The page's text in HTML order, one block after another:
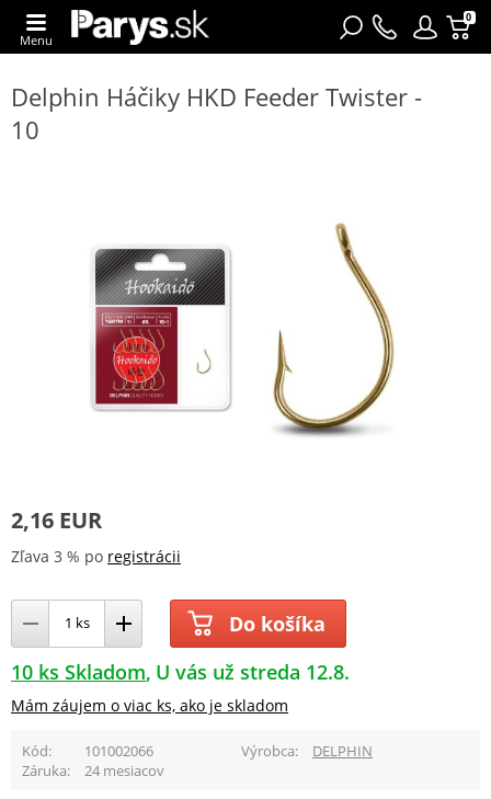
0
Menu
Delphin Háčiky HKD Feeder Twister -
10
2,16 EUR
Zľava 3 % po registrácii
Do košíka
10 ks Skladom U vás už streda 12.8.
Mám záujem o viac ks, ako je skladom
Kód 101002066 Výrobca
DELPHIN
Záruka
24 mesiacov